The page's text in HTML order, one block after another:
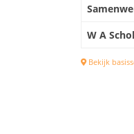
W A
Bekijk